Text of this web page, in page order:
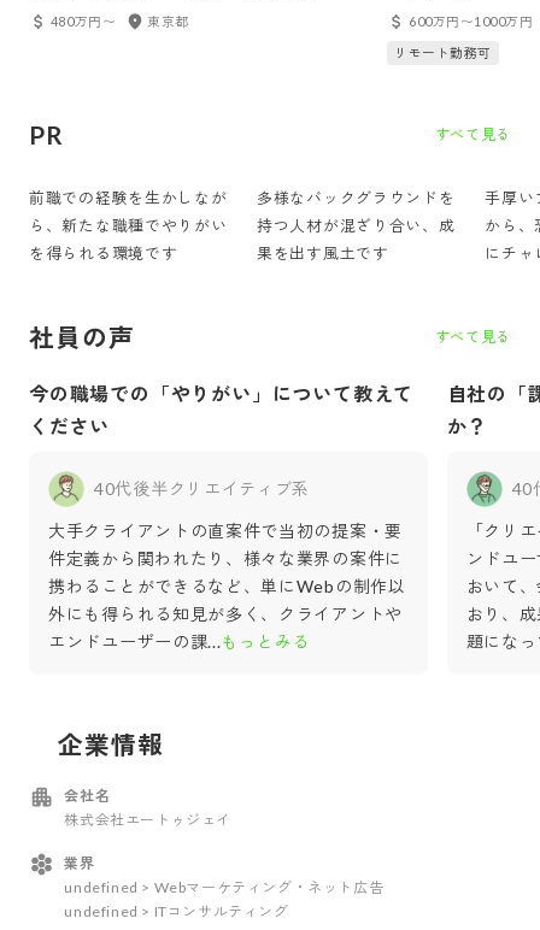
480万円〜 東京都
600万円〜1000万円
リモート勤務可
PR すべて見る
前職での経験を生かしなが
ら、新たな職種でやりがい
を得られる環境です
多様なバックグラウンドを
持つ人材が混ざり合い、成
果を出す風土です
手厚い
から、
にチャ
社員の声 すべて見る
今の職場での「やりがい」について教えて
ください
40代後半クリエイティブ系
大手クライアントの直案件で当初の提案・要
件定義から関われたり、様々な業界の案件に
携わることができるなど、単にWebの制作以
外にも得られる知見が多く、クライアントや
エンドユーザーの課...もっとみる
自社の「
か？
40
「クリ
ンドユ
おいて
おり、
題にな
企業情報
会社名
株式会社エートゥジェイ
業界
undefined > Webマーケティング・ネット広告
undefined > ITコンサルティング